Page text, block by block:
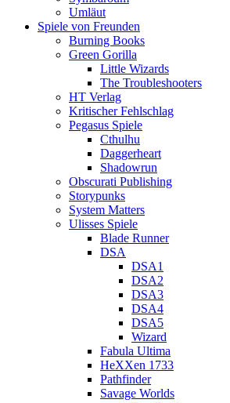
Umläut
Spiele von Freunden
Burning Books
Green Gorilla
Little Wizards
The Troubleshooters
HT Verlag
Kritischer Fehlschlag
Pegasus Spiele
Cthulhu
Daggerheart
Shadowrun
Obscurati Publishing
Storypunks
System Matters
Ulisses Spiele
Blade Runner
DSA
DSA1
DSA2
DSA3
DSA4
DSA5
Wizard
Fabula Ultima
HeXXen 1733
Pathfinder
Savage Worlds